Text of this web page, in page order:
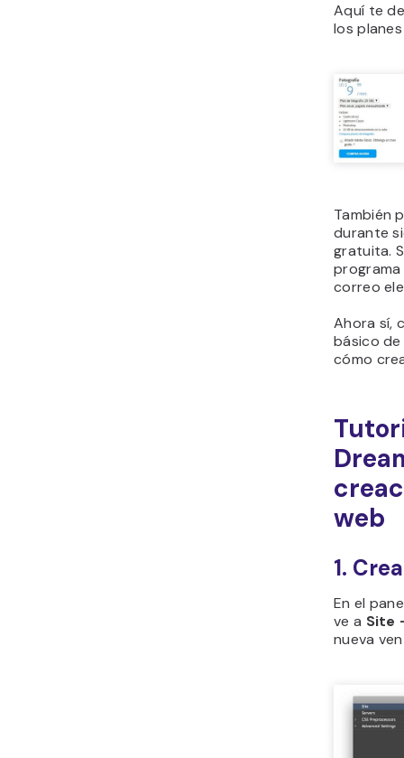
Aquí te
los
También
durante
gratuita.
correo
Ahora sí,
básico
cómo
web
1.
En el
ve a Site
nueva